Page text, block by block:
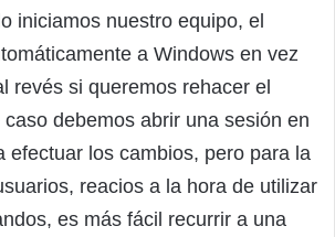
iniciamos nuestro equipo, el
a Windows en vez
revés si queremos rehacer el
debemos abrir una sesión en
efectuar los cambios, pero para la
reacios a la hora de utilizar
es más fácil recurrir a una